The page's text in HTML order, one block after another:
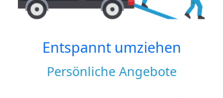
Entspannt umziehen
Persönliche Angebote